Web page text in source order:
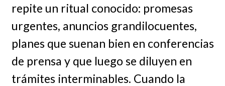
repite un ritual conocido: promesas
urgentes, anuncios grandilocuentes,
planes que suenan bien en conferencias
de prensa y que luego se diluyen en
trámites interminables. Cuando la